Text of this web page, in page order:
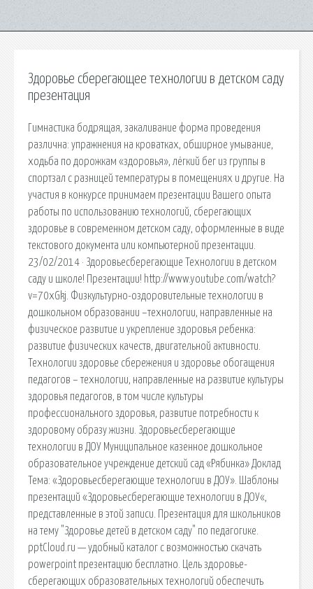
Здоровье сберегающее технологии в детском саду
презентация
Гимнастика бодрящая, закаливание форма проведения
различна: упражнения на кроватках, обширное умывание,
ходьба по дорожкам «здоровья», лёгкий бег из группы в
спортзал с разницей температуры в помещениях и другие. На
участия в конкурсе принимаем презентации Вашего опыта
работы по использованию технологий, сберегающих
здоровье в современном детском саду, оформленные в виде
текстового документа или компьютерной презентации.
23/02/2014 · Здоровьесберегающие Технологии в детском
саду и школе! Презентации! http://www.youtube.com/watch?
v=70xGkj. Физкультурно-оздоровительные технологии в
дошкольном образовании –технологии, направленные на
физическое развитие и укрепление здоровья ребенка:
развитие физических качеств, двигательной активности.
Технологии здоровье сбережения и здоровье обогащения
педагогов – технологии, направленные на развитие культуры
здоровья педагогов, в том числе культуры
профессионального здоровья, развитие потребности к
здоровому образу жизни. Здоровьесберегающие
технологии в ДОУ Муниципальное казенное дошкольное
образовательное учреждение детский сад «Рябинка» Доклад
Тема: «Здоровьесберегающие технологии в ДОУ». Шаблоны
презентаций «Здоровьесберегающие технологии в ДОУ«,
представленные в этой записи. Презентация для школьников
на тему "Здоровье детей в детском саду" по педагогике.
pptCloud.ru — удобный каталог с возможностью скачать
powerpoint презентацию бесплатно. Цель здоровье-
сберегающих образовательных технологий обеспечить